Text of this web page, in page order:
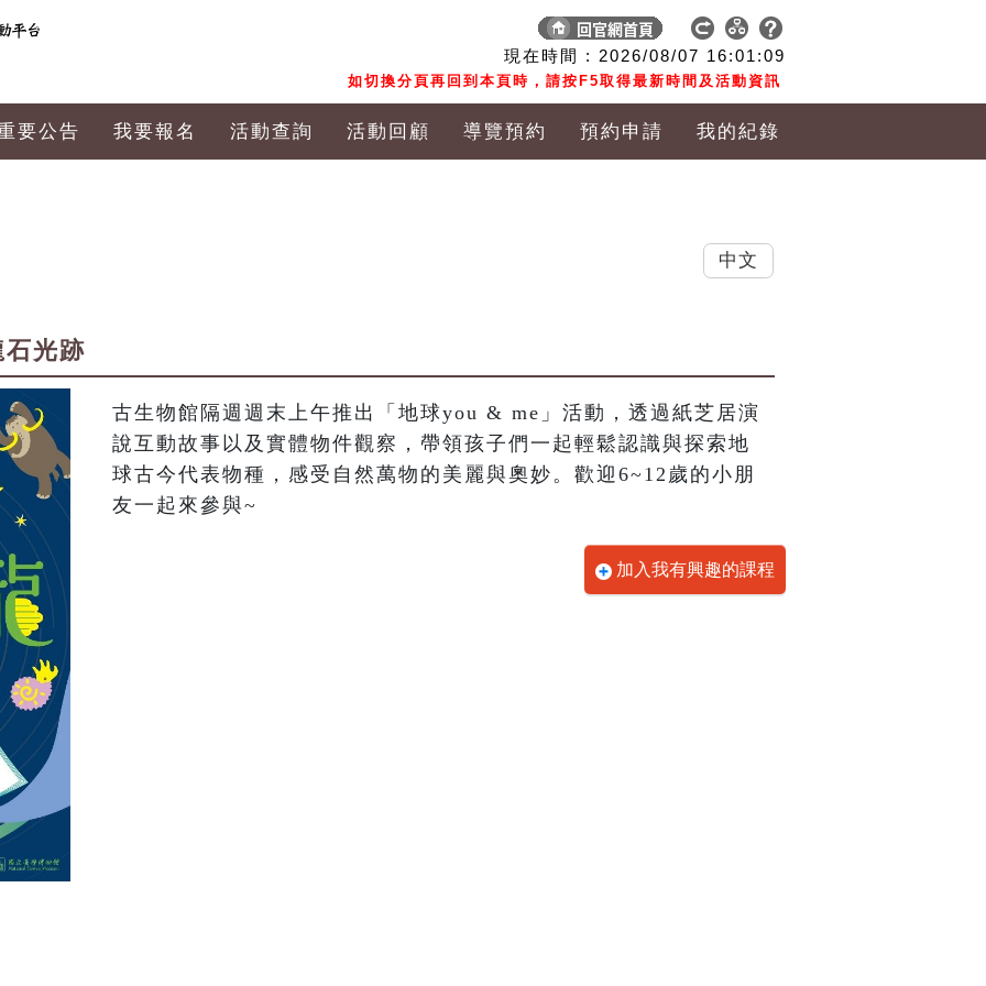
現在時間 : 2026/08/07 16:01:10
如切換分頁再回到本頁時，請按F5取得最新時間及活動資訊
要公告 我要報名 活動查詢 活動回顧 導覽預約 預約申請 我的紀錄
光跡
古生物館隔週週末上午推出「地球you & me」活動，透過紙芝居演
說互動故事以及實體物件觀察，帶領孩子們一起輕鬆認識與探索地
球古今代表物種，感受自然萬物的美麗與奧妙。歡迎6~12歲的小朋
友一起來參與~
加入我有興趣的課程